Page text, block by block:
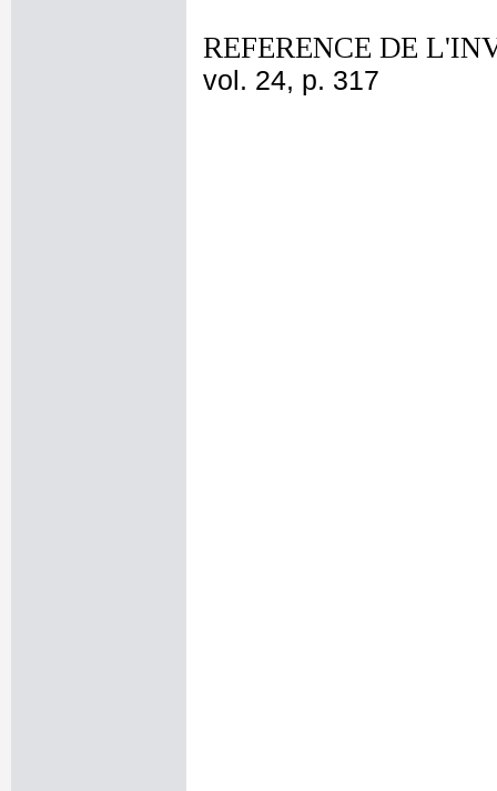
REFERENCE DE
vol. 24, p. 317